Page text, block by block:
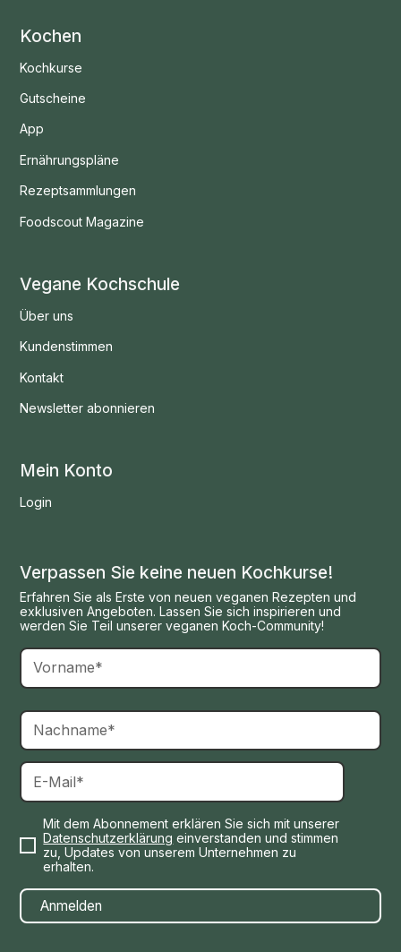
Kochen
Kochkurse
Gutscheine
App
Ernährungspläne
Rezeptsammlungen
Foodscout Magazine
Vegane Kochschule
Über uns
Kundenstimmen
Kontakt
Newsletter abonnieren
Mein Konto
Login
Verpassen Sie keine neuen Kochkurse!
Erfahren Sie als Erste von neuen veganen Rezepten und
exklusiven Angeboten. Lassen Sie sich inspirieren und
werden Sie Teil unserer veganen Koch-Community!
Mit dem Abonnement erklären Sie sich mit unserer
Datenschutzerklärung einverstanden und stimmen
zu, Updates von unserem Unternehmen zu
erhalten.